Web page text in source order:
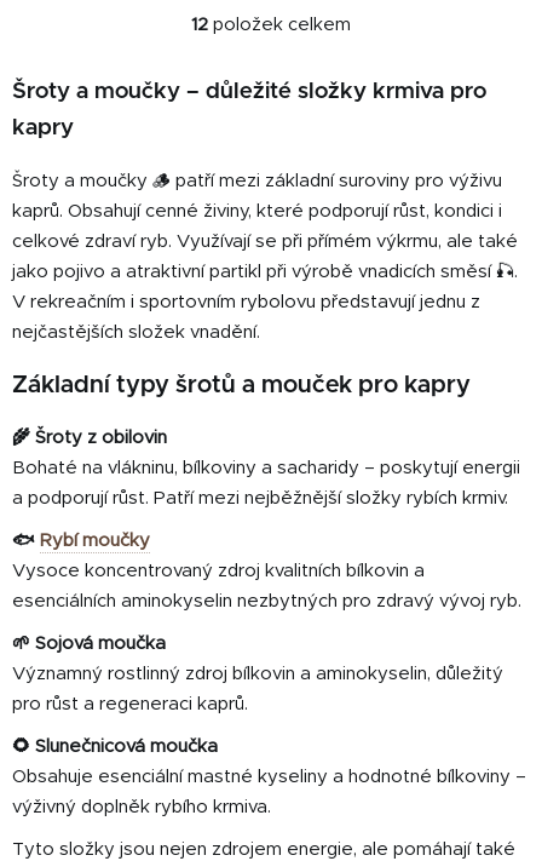
vločkovou strukturu...
O
l
a
í
p
r
v
v
i
s
12 položek celkem
Šroty a moučky – důležité složky krmiva pro
kapry
Šroty a moučky 🪵 patří mezi základní suroviny pro výživu
kaprů. Obsahují cenné živiny, které podporují růst, kondici i
celkové zdraví ryb. Využívají se při přímém výkrmu, ale také
jako pojivo a atraktivní partikl při výrobě vnadicích směsí 🎣.
V rekreačním i sportovním rybolovu představují jednu z
nejčastějších složek vnadění.
Základní typy šrotů a mouček pro kapry
🌾 Šroty z obilovin
Bohaté na vlákninu, bílkoviny a sacharidy – poskytují energii
a podporují růst. Patří mezi nejběžnější složky rybích krmiv.
🐟 Rybí moučky
Vysoce koncentrovaný zdroj kvalitních bílkovin a
esenciálních aminokyselin nezbytných pro zdravý vývoj ryb.
🌱 Sojová moučka
Významný rostlinný zdroj bílkovin a aminokyselin, důležitý
pro růst a regeneraci kaprů.
🌻 Slunečnicová moučka
Obsahuje esenciální mastné kyseliny a hodnotné bílkoviny –
výživný doplněk rybího krmiva.
Tyto složky jsou nejen zdrojem energie, ale pomáhají také